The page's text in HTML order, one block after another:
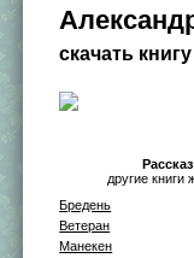
скачать
Рассказ
другие книги
Бредень
Ветеран
Манекен